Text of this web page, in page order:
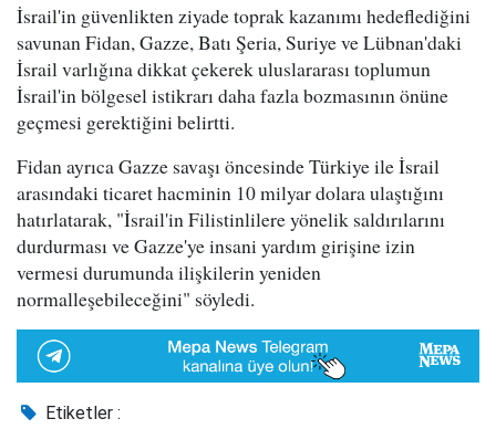
İsrail'in güvenlikten ziyade toprak kazanımı hedeflediğini
savunan Fidan, Gazze, Batı Şeria, Suriye ve Lübnan'daki
İsrail varlığına dikkat çekerek uluslararası toplumun
İsrail'in bölgesel istikrarı daha fazla bozmasının önüne
geçmesi gerektiğini belirtti.
Fidan ayrıca Gazze savaşı öncesinde Türkiye ile İsrail
arasındaki ticaret hacminin 10 milyar dolara ulaştığını
hatırlatarak, "İsrail'in Filistinlilere yönelik saldırılarını
durdurması ve Gazze'ye insani yardım girişine izin
vermesi durumunda ilişkilerin yeniden
normalleşebileceğini" söyledi.
Etiketler :